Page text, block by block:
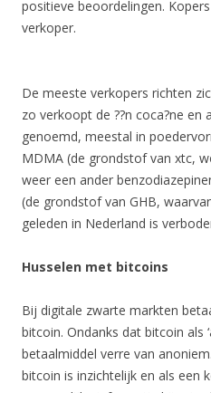
positieve beoordelingen.
verkoper.
De meeste verkopers richten
zo verkoopt de ??n coca?ne
genoemd, meestal in
MDMA (de grondstof van xtc,
weer een ander
(de grondstof van GHB,
geleden in Nederland is
Husselen met bitcoins
Bij digitale zwarte markten
bitcoin. Ondanks dat bitcoin als
betaalmiddel verre van
bitcoin is inzichtelijk en als een